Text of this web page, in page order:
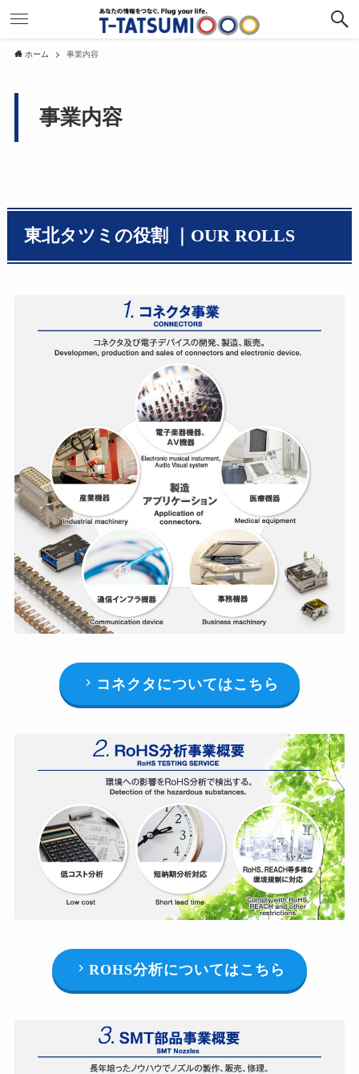
ホーム 事業内容
事業内容
東北タツミの役割 ｜OUR ROLLS
コネクタについてはこちら
ROHS分析についてはこちら